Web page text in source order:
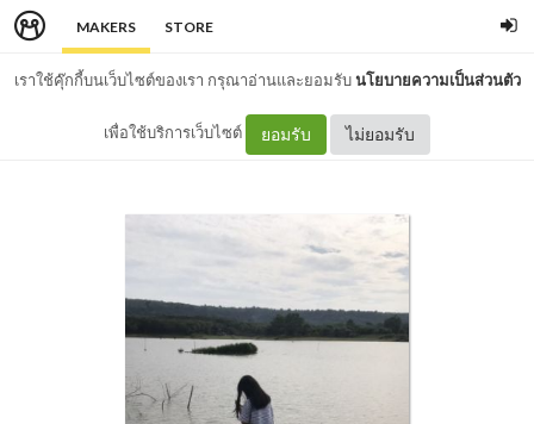
MAKERS STORE
เราใช้คุ๊กกี้บนเว็บไซต์ของเรา กรุณาอ่านและยอมรับนโยบายความเป็นส่วนตัว
เพื่อใช้บริการเว็บไซต์ ยอมรับ ไม่ยอมรับ